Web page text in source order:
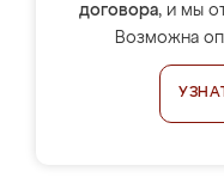
договора, и мы
Возможна